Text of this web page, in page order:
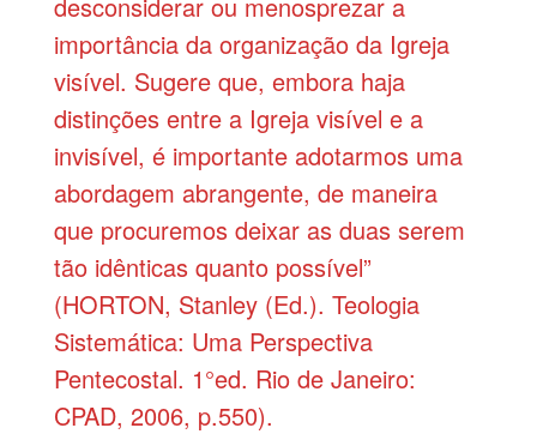
importância da organização da Igreja
visível. Sugere que, embora haja
distinções entre a Igreja visível e a
invisível, é importante adotarmos uma
abordagem abrangente, de maneira
que procuremos deixar as duas serem
tão idênticas quanto possível”
(HORTON, Stanley (Ed.). Teologia
Sistemática: Uma Perspectiva
Pentecostal. 1°ed. Rio de Janeiro:
CPAD, 2006, p.550).